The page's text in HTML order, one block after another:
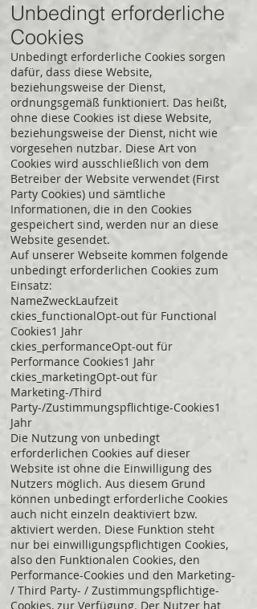
Unbedingt erforderliche
Cookies
Unbedingt erforderliche Cookies sorgen
dafür, dass diese Website,
beziehungsweise der Dienst,
ordnungsgemäß funktioniert. Das heißt,
ohne diese Cookies ist diese Website,
beziehungsweise der Dienst, nicht wie
vorgesehen nutzbar. Diese Art von
Cookies wird ausschließlich von dem
Betreiber der Website verwendet (First
Party Cookies) und sämtliche
Informationen, die in den Cookies
gespeichert sind, werden nur an diese
Website gesendet.
Auf unserer Webseite kommen folgende
unbedingt erforderlichen Cookies zum
Einsatz:
NameZweckLaufzeit
ckies_functionalOpt-out für Functional
Cookies1 Jahr
ckies_performanceOpt-out für
Performance Cookies1 Jahr
ckies_marketingOpt-out für
Marketing-/Third
Party-/Zustimmungspflichtige-Cookies1
Jahr
Die Nutzung von unbedingt
erforderlichen Cookies auf dieser
Website ist ohne die Einwilligung des
Nutzers möglich. Aus diesem Grund
können unbedingt erforderliche Cookies
auch nicht einzeln deaktiviert bzw.
aktiviert werden. Diese Funktion steht
nur bei einwilligungspflichtigen Cookies,
also den Funktionalen Cookies, den
Performance-Cookies und den Marketing-
/ Third Party- / Zustimmungspflichtige-
Cookies, zur Verfügung. Der Nutzer hat